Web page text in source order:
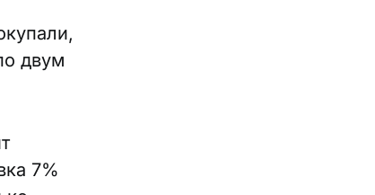
двум
7%